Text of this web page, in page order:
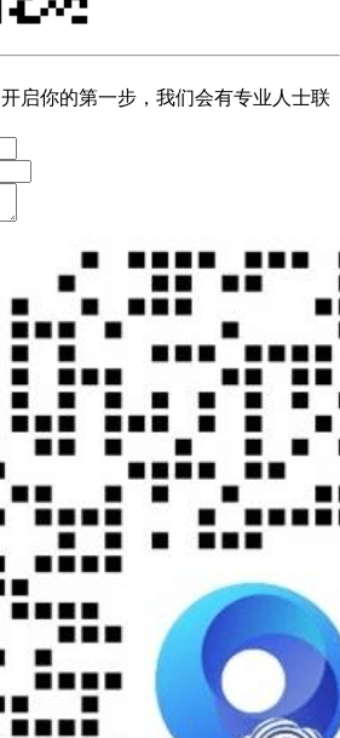
开启你的第一步，我们会有专业人士联